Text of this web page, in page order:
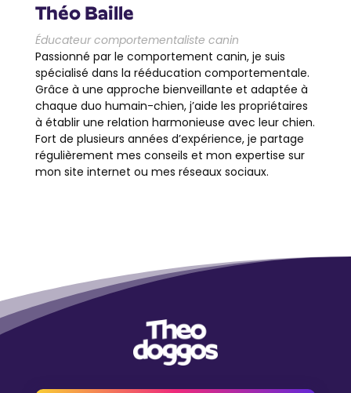
Théo Baille
Éducateur comportementaliste canin
Passionné par le comportement canin, je suis
spécialisé dans la rééducation comportementale.
Grâce à une approche bienveillante et adaptée à
chaque duo humain-chien, j’aide les propriétaires
à établir une relation harmonieuse avec leur chien.
Fort de plusieurs années d’expérience, je partage
régulièrement mes conseils et mon expertise sur
mon site internet ou mes réseaux sociaux.